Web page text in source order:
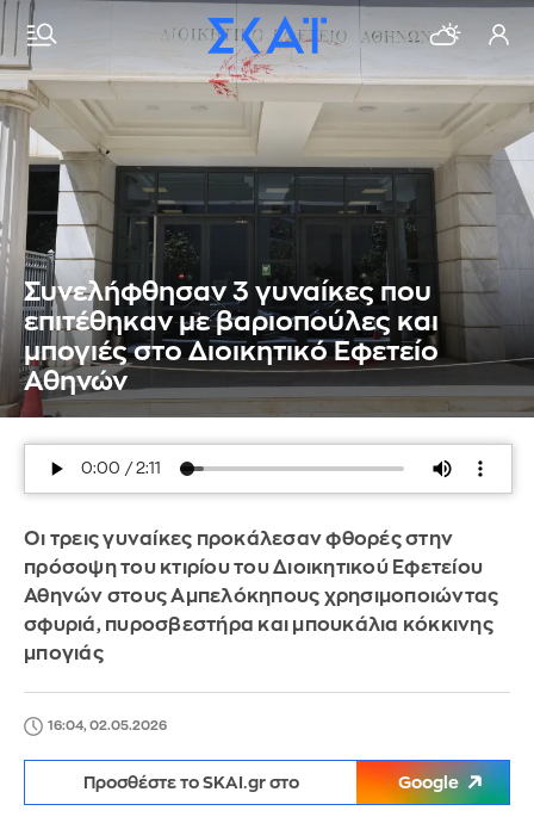
Συνελήφθησαν 3 γυναίκες που
επιτέθηκαν με βαριοπούλες και
μπογιές στο Διοικητικό Εφετείο
Αθηνών
Οι τρεις γυναίκες προκάλεσαν φθορές στην
πρόσοψη του κτιρίου του Διοικητικού Εφετείου
Αθηνών στους Αμπελόκηπους χρησιμοποιώντας
σφυριά, πυροσβεστήρα και μπουκάλια κόκκινης
μπογιάς
16:04, 02.05.2026
Προσθέστε το SKAI.gr στο Google